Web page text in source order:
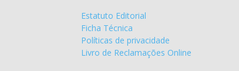
Estatuto Editorial
Ficha Técnica
Políticas de privacidade
Livro de Reclamações Online